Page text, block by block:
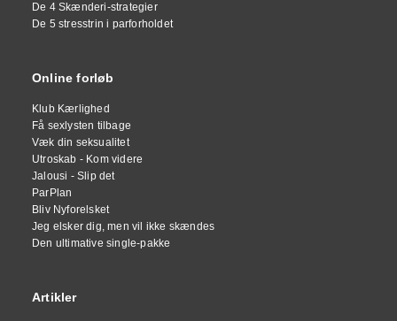
De 4 Skænderi-strategier
De 5 stresstrin i parforholdet
Online forløb
Klub Kærlighed
Få sexlysten tilbage
Væk din seksualitet
Utroskab - Kom videre
Jalousi - Slip det
ParPlan
Bliv Nyforelsket
Jeg elsker dig, men vil ikke skændes
Den ultimative single-pakke
Artikler